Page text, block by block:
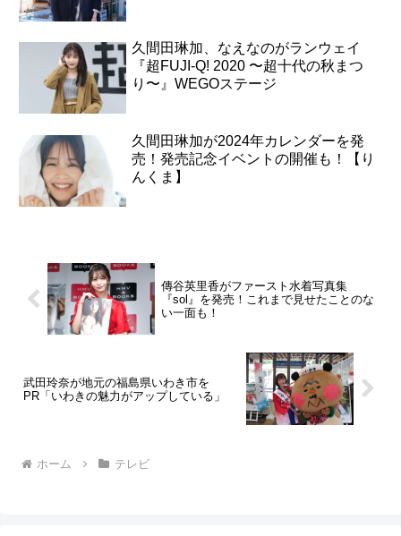
久間田琳加、なえなのがランウェイ
『超FUJI-Q! 2020 〜超十代の秋まつ
り〜』WEGOステージ
久間田琳加が2024年カレンダーを発
売！発売記念イベントの開催も！【り
んくま】
傳谷英里香がファースト水着写真集
『sol』を発売！これまで見せたことのな
い一面も！
武田玲奈が地元の福島県いわき市を
PR「いわきの魅力がアップしている」
ホーム テレビ